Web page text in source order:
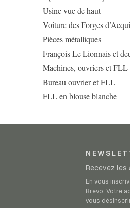
Usine vue de haut
Voiture des Forges
Pièces métalliques
François Le Lionnais et
Machines, ouvriers et FLL
Bureau ouvrier et FLL
FLL en blouse blanche
Recevez les
En vous
Brevo. Votre
vous